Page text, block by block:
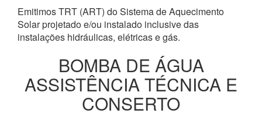
Emitimos TRT (ART) do Sistema de Aquecimento
Solar projetado e/ou instalado inclusive das
instalações hidráulicas, elétricas e gás.
BOMBA DE ÁGUA
ASSISTÊNCIA TÉCNICA E
CONSERTO